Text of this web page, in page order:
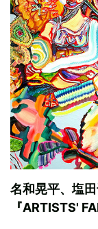
名和晃平、塩
『ARTISTS'